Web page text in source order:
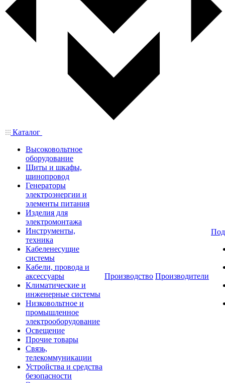
Каталог
Высоковольтное
оборудование
Щиты и шкафы,
шинопровод
Генераторы
электроэнергии и
элементы питания
Изделия для
электромонтажа
Инструменты,
техника
Кабеленесущие
системы
Кабели, провода и
аксессуары
Климатические и
инженерные системы
Низковольтное и
промышленное
электрооборудование
Освещение
Прочие товары
Связь,
телекоммуникации
Устройства и средства
безопасности
Производство Производители